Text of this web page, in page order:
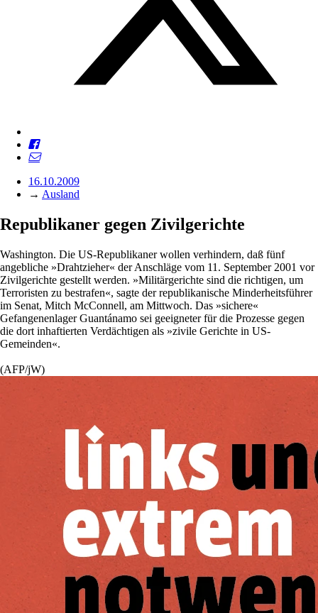
16.10.2009
→ Ausland
Republikaner gegen Zivilgerichte
Washington. Die US-Republikaner wollen verhindern, daß fünf
angebliche »Drahtzieher« der Anschläge vom 11. September 2001 vor
Zivilgerichte gestellt werden. »Militärgerichte sind die richtigen, um
Terroristen zu bestrafen«, sagte der republikanische Minderheitsführer
im Senat, Mitch McConnell, am Mittwoch. Das »sichere«
Gefangenenlager Guantánamo sei geeigneter für die Prozesse gegen
die dort inhaftierten Verdächtigen als »zivile Gerichte in US-
Gemeinden«.
(AFP/jW)